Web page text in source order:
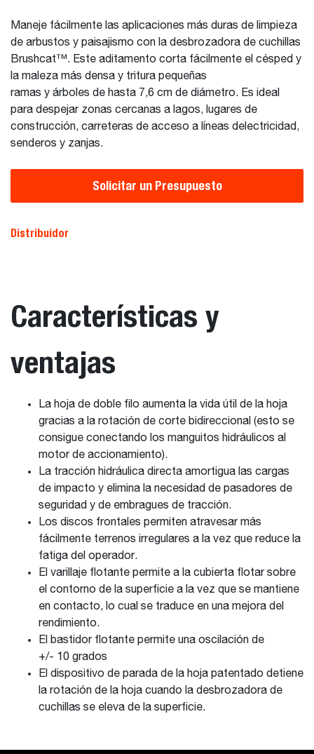
Maneje fácilmente las aplicaciones más duras de limpieza
de arbustos y paisajismo con la desbrozadora de cuchillas
Brushcat™. Este aditamento corta fácilmente el césped y
la maleza más densa y tritura pequeñas
ramas y árboles de hasta 7,6 cm de diámetro. Es ideal
para despejar zonas cercanas a lagos, lugares de
construcción, carreteras de acceso a líneas delectricidad,
senderos y zanjas.
Solicitar un Presupuesto
Distribuidor
Características y
ventajas
La hoja de doble filo aumenta la vida útil de la hoja
gracias a la rotación de corte bidireccional (esto se
consigue conectando los manguitos hidráulicos al
motor de accionamiento).
La tracción hidráulica directa amortigua las cargas
de impacto y elimina la necesidad de pasadores de
seguridad y de embragues de tracción.
Los discos frontales permiten atravesar más
fácilmente terrenos irregulares a la vez que reduce la
fatiga del operador.
El varillaje flotante permite a la cubierta flotar sobre
el contorno de la superficie a la vez que se mantiene
en contacto, lo cual se traduce en una mejora del
rendimiento.
El bastidor flotante permite una oscilación de
+/- 10 grados
El dispositivo de parada de la hoja patentado detiene
la rotación de la hoja cuando la desbrozadora de
cuchillas se eleva de la superficie.